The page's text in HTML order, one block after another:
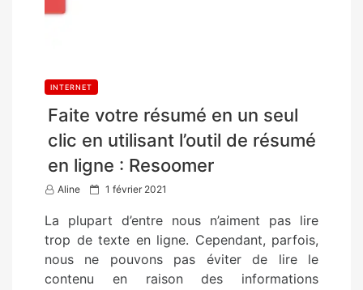
INTERNET
Faite votre résumé en un seul
clic en utilisant l’outil de résumé
en ligne : Resoomer
Aline
P
s
t
1 février 2021
La plupart d’entre nous n’aiment pas lire
trop de texte en ligne. Cependant, parfois,
nous ne pouvons pas éviter de lire le
contenu en raison des informations